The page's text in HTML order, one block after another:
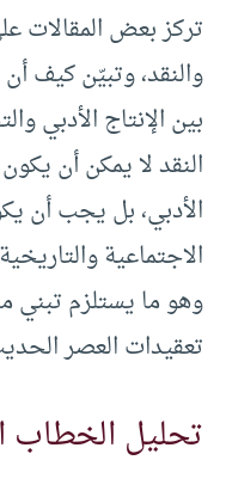
تركز بعض المقالات
والنقد، وتبيّن كيف
بين الإنتاج الأدبي
النقد لا يمكن أن
الأدبي، بل يجب أن
الاجتماعية
وهو ما يستلزم
تعقيدات العصر
تحليل الخطاب